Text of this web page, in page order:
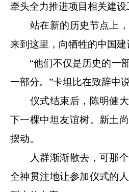
牵头全力推进项目相关建设
站在新的历史节点上，
来到这里，向牺牲的中国建
“他们不仅是历史的一部
一部分。”卡坦比在致辞中说
仪式结束后，陈明健大
下一棵中坦友谊树。新土
摆动。
人群渐渐散去，可那个
全神贯注地让参加仪式的